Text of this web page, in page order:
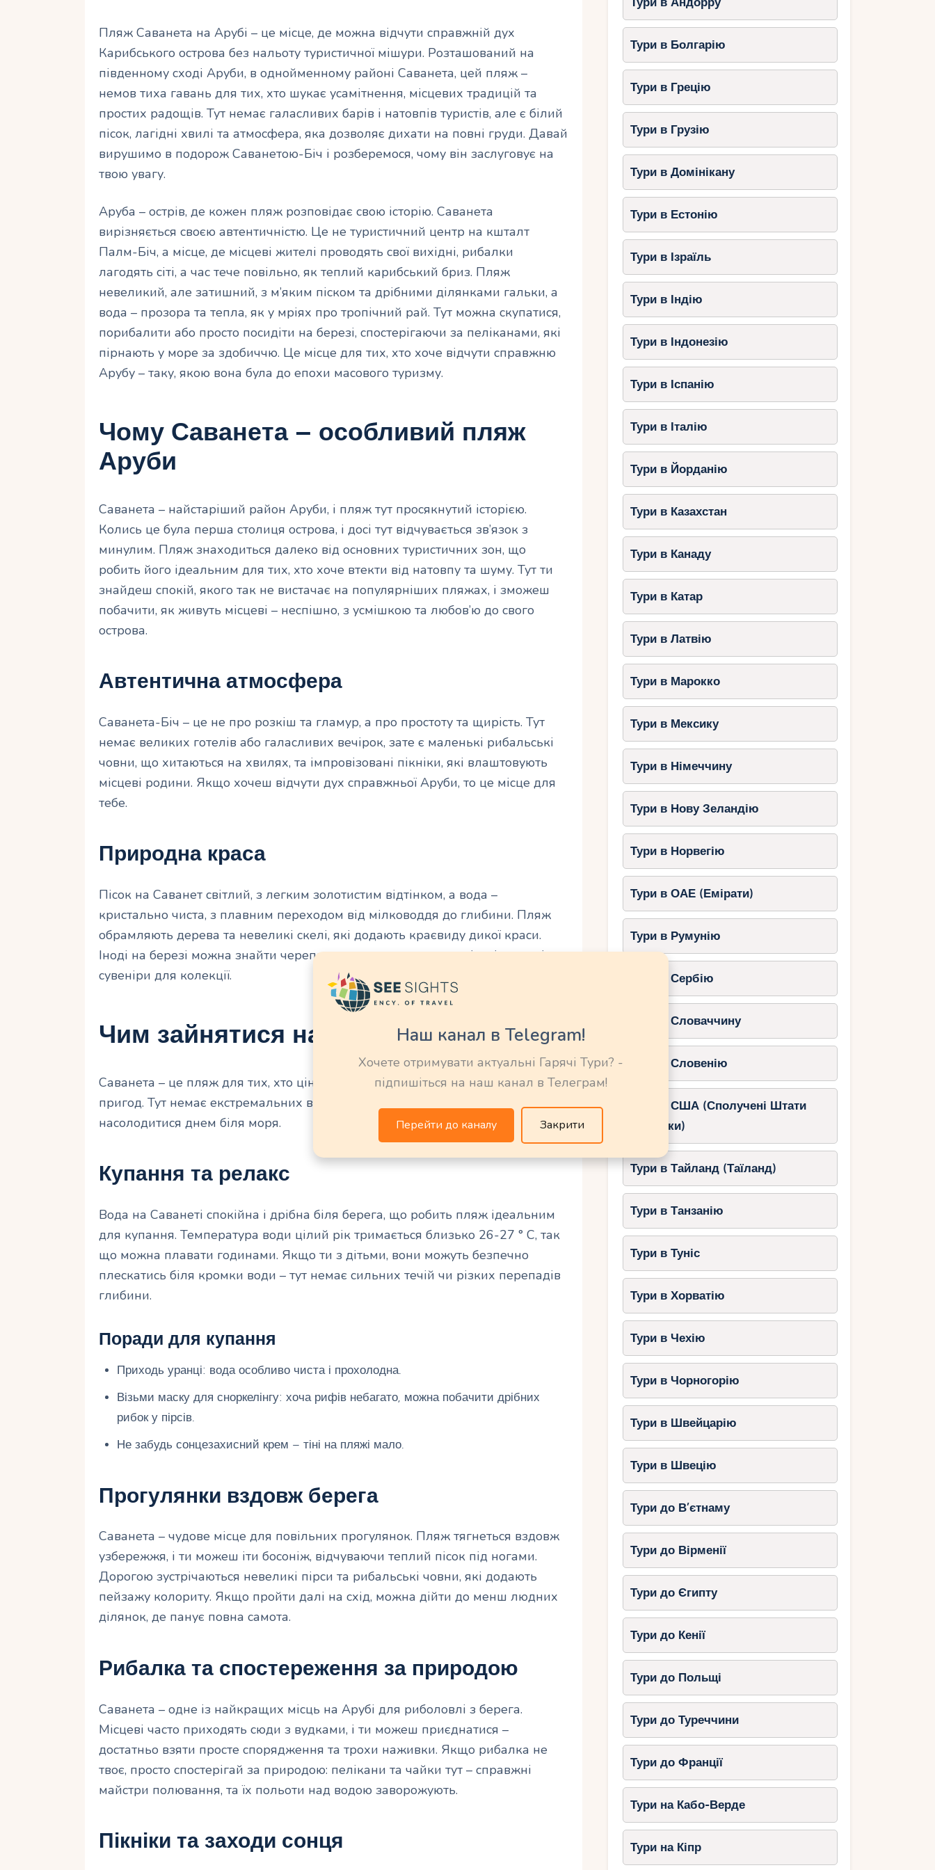
Пляж Саванета на Арубі – це місце, де можна відчути справжній дух
Карибського острова без нальоту туристичної мішури. Розташований на
південному сході Аруби, в однойменному районі Саванета, цей пляж –
немов тиха гавань для тих, хто шукає усамітнення, місцевих традицій та
простих радощів. Тут немає галасливих барів і натовпів туристів, але є білий
пісок, лагідні хвилі та атмосфера, яка дозволяє дихати на повні груди. Давай
вирушимо в подорож Саванетою-Біч і розберемося, чому він заслуговує на
твою увагу.
Аруба – острів, де кожен пляж розповідає свою історію. Саванета
вирізняється своєю автентичністю. Це не туристичний центр на кшталт
Палм-Біч, а місце, де місцеві жителі проводять свої вихідні, рибалки
лагодять сіті, а час тече повільно, як теплий карибський бриз. Пляж
невеликий, але затишний, з м’яким піском та дрібними ділянками гальки, а
вода – прозора та тепла, як у мріях про тропічний рай. Тут можна скупатися,
порибалити або просто посидіти на березі, спостерігаючи за пеліканами, які
пірнають у море за здобиччю. Це місце для тих, хто хоче відчути справжню
Арубу – таку, якою вона була до епохи масового туризму.
Чому Саванета – особливий пляж
Аруби
Саванета – найстаріший район Аруби, і пляж тут просякнутий історією.
Колись це була перша столиця острова, і досі тут відчувається зв’язок з
минулим. Пляж знаходиться далеко від основних туристичних зон, що
робить його ідеальним для тих, хто хоче втекти від натовпу та шуму. Тут ти
знайдеш спокій, якого так не вистачає на популярніших пляжах, і зможеш
побачити, як живуть місцеві – неспішно, з усмішкою та любов’ю до свого
острова.
Автентична атмосфера
Саванета-Біч – це не про розкіш та гламур, а про простоту та щирість. Тут
немає великих готелів або галасливих вечірок, зате є маленькі рибальські
човни, що хитаються на хвилях, та імпровізовані пікніки, які влаштовують
місцеві родини. Якщо хочеш відчути дух справжньої Аруби, то це місце для
тебе.
Природна краса
Пісок на Саванет світлий, з легким золотистим відтінком, а вода –
кристально чиста, з плавним переходом від мілководдя до глибини. Пляж
обрамляють дерева та невеликі скелі, які додають краєвиду дикої краси.
Іноді на березі можна знайти черепашки чи шматочки коралів – ідеальні
сувеніри для колекції.
Чим зайнятися на Саванета-Біч
Саванета – це пляж для тих, хто цінує спокійний відпочинок із ноткою
пригод. Тут немає екстремальних видів спорту, але є безліч способів
насолодитися днем ​​біля моря.
Купання та релакс
Вода на Саванеті спокійна і дрібна біля берега, що робить пляж ідеальним
для купання. Температура води цілий рік тримається близько 26-27 ° C, так
що можна плавати годинами. Якщо ти з дітьми, вони можуть безпечно
плескатись біля кромки води – тут немає сильних течій чи різких перепадів
глибини.
Поради для купання
Приходь уранці: вода особливо чиста і прохолодна.
Візьми маску для сноркелінгу: хоча рифів небагато, можна побачити дрібних
рибок у пірсів.
Не забудь сонцезахисний крем – тіні на пляжі мало.
Прогулянки вздовж берега
Саванета – чудове місце для повільних прогулянок. Пляж тягнеться вздовж
узбережжя, і ти можеш іти босоніж, відчуваючи теплий пісок під ногами.
Дорогою зустрічаються невеликі пірси та рибальські човни, які додають
пейзажу колориту. Якщо пройти далі на схід, можна дійти до менш людних
ділянок, де панує повна самота.
Рибалка та спостереження за природою
Саванета – одне із найкращих місць на Арубі для риболовлі з берега.
Місцеві часто приходять сюди з вудками, і ти можеш приєднатися –
достатньо взяти просте спорядження та трохи наживки. Якщо рибалка не
твоє, просто спостерігай за природою: пелікани та чайки тут – справжні
майстри полювання, та їх польоти над водою заворожують.
Пікніки та заходи сонця
Тури в Болгарію
Тури в Грецію
Тури в Грузію
Тури в Домінікану
Тури в Естонію
Тури в Ізраїль
Тури в Індію
Тури в Індонезію
Тури в Іспанію
Тури в Італію
Тури в Йорданію
Тури в Казахстан
Тури в Канаду
Тури в Катар
Тури в Латвію
Тури в Марокко
Тури в Мексику
Тури в Німеччину
Тури в Нову Зеландію
Тури в Норвегію
Тури в ОАЕ (Емірати)
Тури в Румунію
Тури в Сербію
Тури в Словаччину
Тури в Словенію
Тури в США (Сполучені Штати
Америки)
Тури в Тайланд (Таїланд)
Тури в Танзанію
Тури в Туніс
Тури в Хорватію
Тури в Чехію
Тури в Чорногорію
Тури в Швейцарію
Тури в Швецію
Тури до В’єтнаму
Тури до Вірменії
Тури до Єгипту
Тури до Кенії
Тури до Польщі
Тури до Туреччини
Тури до Франції
Тури на Кабо-Верде
Тури на Кіпр
Наш канал в Telegram!
Хочете отримувати актуальні Гарячі Тури? -
підпишіться на наш канал в Телеграм!
Перейти до каналу Закрити